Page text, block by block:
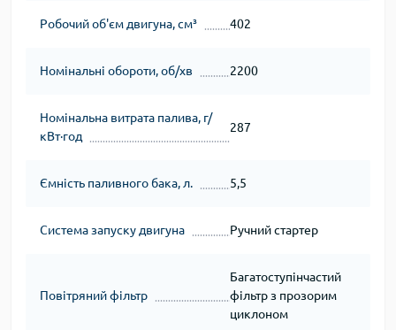
Робочий об'єм двигуна, см³ 402
Номінальні обороти, об/хв 2200
Номінальна витрата палива, г/
кВт∙год
287
Ємність паливного бака, л. 5,5
Система запуску двигуна Ручний стартер
Повітряний фільтр
Багатоступінчастий
фільтр з прозорим
циклоном